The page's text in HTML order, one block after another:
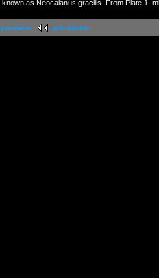
known as Neocalanus gracilis. From Plate 1,
première précédente